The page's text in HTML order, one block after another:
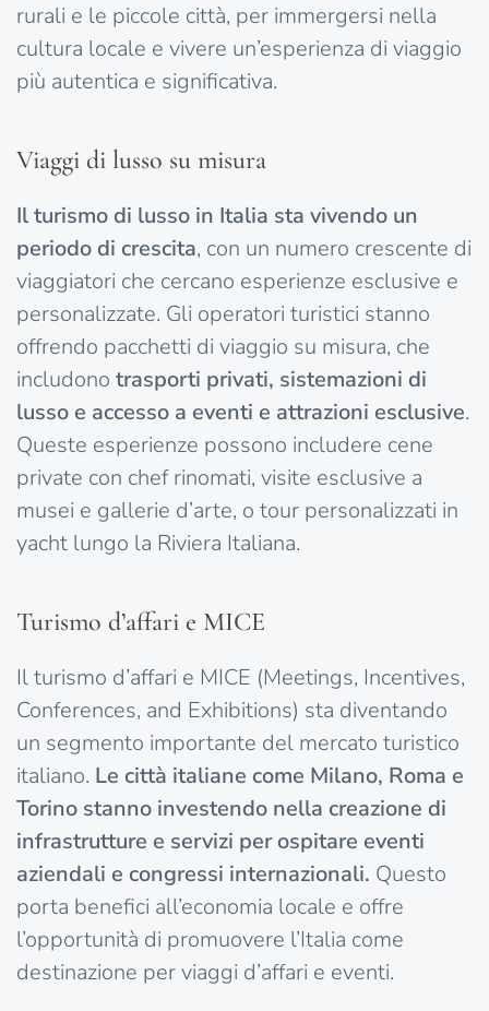
rurali e le piccole città, per immergersi nella
cultura locale e vivere un’esperienza di viaggio
più autentica e significativa.
Viaggi di lusso su misura
Il turismo di lusso in Italia sta vivendo un
periodo di crescita, con un numero crescente di
viaggiatori che cercano esperienze esclusive e
personalizzate. Gli operatori turistici stanno
offrendo pacchetti di viaggio su misura, che
includono trasporti privati, sistemazioni di
lusso e accesso a eventi e attrazioni esclusive.
Queste esperienze possono includere cene
private con chef rinomati, visite esclusive a
musei e gallerie d’arte, o tour personalizzati in
yacht lungo la Riviera Italiana.
Turismo d’affari e MICE
Il turismo d’affari e MICE (Meetings, Incentives,
Conferences, and Exhibitions) sta diventando
un segmento importante del mercato turistico
italiano. Le città italiane come Milano, Roma e
Torino stanno investendo nella creazione di
infrastrutture e servizi per ospitare eventi
aziendali e congressi internazionali. Questo
porta benefici all’economia locale e offre
l’opportunità di promuovere l’Italia come
destinazione per viaggi d’affari e eventi.